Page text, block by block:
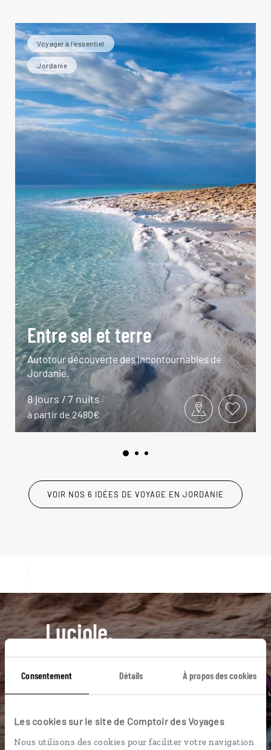
Consentement Détails À propos des cookies
Les cookies sur le site de Comptoir des Voyages
Nous utilisons des cookies pour faciliter votre navigation
Voyager à l’essentiel
Jordanie
Entre sel et terre
Autotour découverte des incontournables de
Jordanie.
8 jours / 7 nuits
à partir de 2480€
VOIR NOS 6 IDÉES DE VOYAGE EN JORDANIE
Luciole,
l'appli qui vous guide en
Jordanie
bédouine en 1 clic
Notre sélection de restaurants et